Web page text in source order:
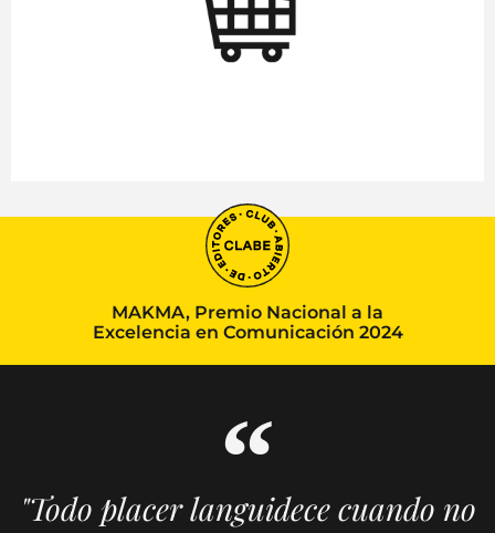
MAKMA, Premio Nacional a la
Excelencia en Comunicación 2024
"Todo placer languidece cuando no